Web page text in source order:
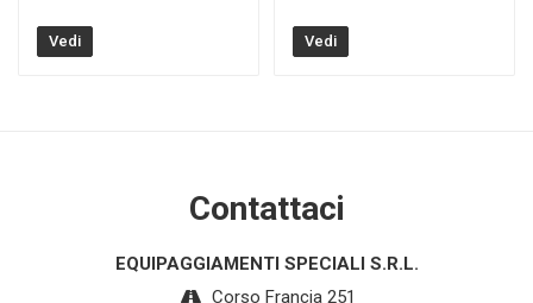
Vedi Vedi
Contattaci
EQUIPAGGIAMENTI SPECIALI S.R.L.
Corso Francia 251